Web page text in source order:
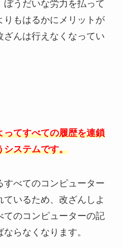
ぼうだいな労力を払って
りもはるかにメリットが
ざんは行えなくなってい
ってすべての履歴を連鎖
システムです。
すべてのコンピューター
いるため、改ざんしよ
てのコンピューターの記
らなくなります。